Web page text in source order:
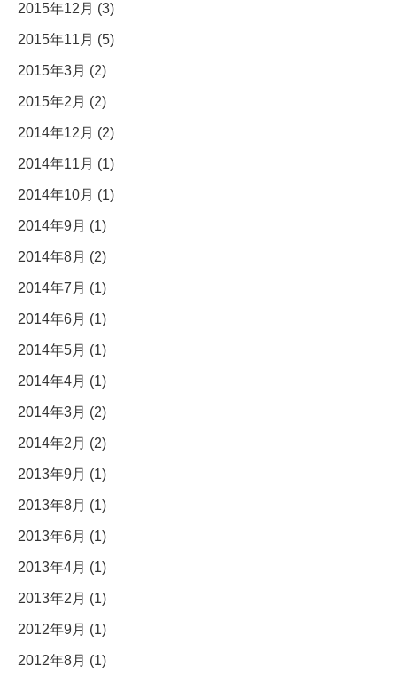
2015年12月 (3)
2015年11月 (5)
2015年3月 (2)
2015年2月 (2)
2014年12月 (2)
2014年11月 (1)
2014年10月 (1)
2014年9月 (1)
2014年8月 (2)
2014年7月 (1)
2014年6月 (1)
2014年5月 (1)
2014年4月 (1)
2014年3月 (2)
2014年2月 (2)
2013年9月 (1)
2013年8月 (1)
2013年6月 (1)
2013年4月 (1)
2013年2月 (1)
2012年9月 (1)
2012年8月 (1)